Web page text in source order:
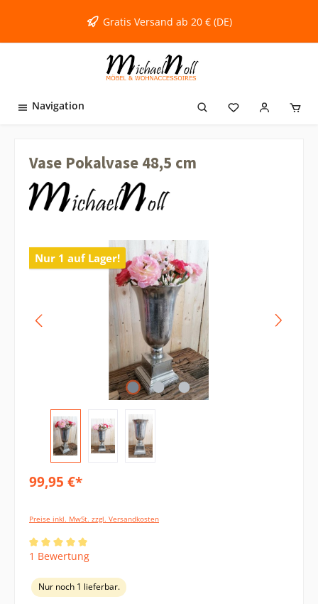
Gratis Versand ab 20 € (DE)
Navigation
Vase Pokalvase 48,5 cm
Nur 1 auf Lager!
99,95 €*
Preise inkl. MwSt. zzgl. Versandkosten
Durchschnittliche Bewertung von 5 von 5 Sternen
1 Bewertung
Nur noch 1 lieferbar.